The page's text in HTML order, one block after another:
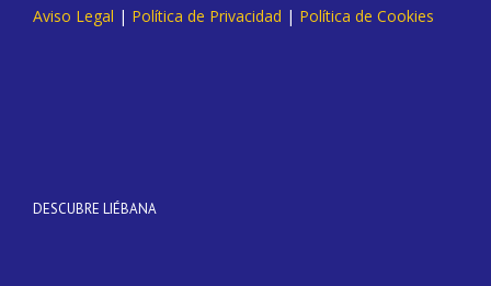
Aviso Legal | Política de Privacidad | Política de Cookies
DESCUBRE LIÉBANA